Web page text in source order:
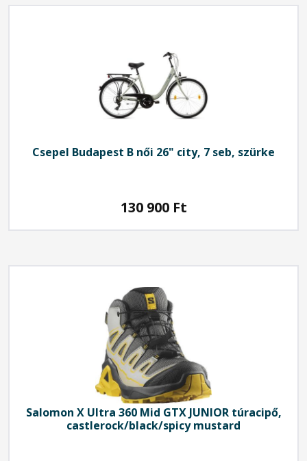
Csepel Budapest B női 26" city, 7 seb, szürke
130 900 Ft
Salomon X Ultra 360 Mid GTX JUNIOR túracipő,
castlerock/black/spicy mustard